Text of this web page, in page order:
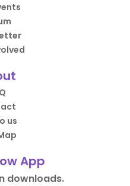
us
App
downloads.